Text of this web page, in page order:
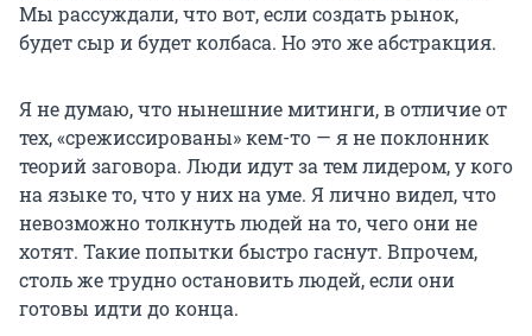
Мы рассуждали, что вот, если создать рынок,
будет сыр и будет колбаса. Но это же абстракция.
Я не думаю, что нынешние митинги, в отличие от
тех, «срежиссированы» кем-то — я не поклонник
теорий заговора. Люди идут за тем лидером, у кого
на языке то, что у них на уме. Я лично видел, что
невозможно толкнуть людей на то, чего они не
хотят. Такие попытки быстро гаснут. Впрочем,
столь же трудно остановить людей, если они
готовы идти до конца.